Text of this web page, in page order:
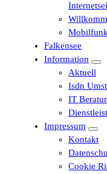
Falkensee
Information
Aktuell
Isdn
IT
Impressum
Kontakt
Cookie